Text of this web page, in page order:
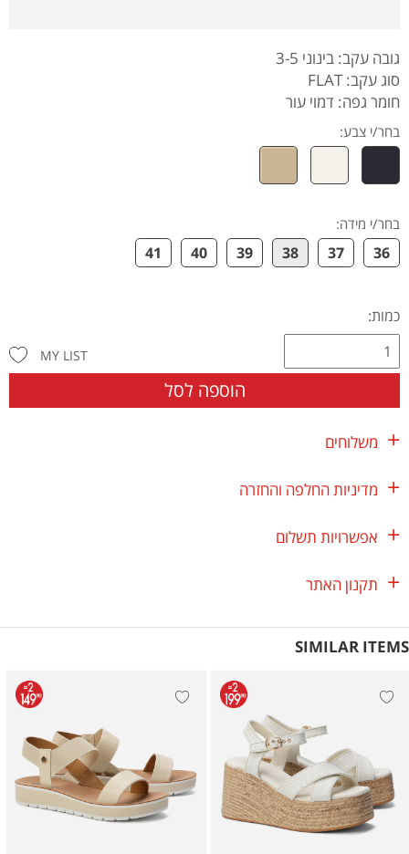
גובה עקב: בינוני 3-5
סוג עקב: FLAT
חומר גפה: דמוי עור
בחר/י צבע:
בחר/י מידה:
36
37
38
39
40
41
כמות:
הוספה לסל
MY LIST
משלוחים
מדיניות החלפה והחזרה
אפשרויות תשלום
תקנון האתר
SIMILAR ITEMS